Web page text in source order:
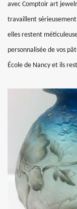
avec Comptoir art
travaillent sérieusement
elles restent
personnalisée de vos
École de Nancy et ils